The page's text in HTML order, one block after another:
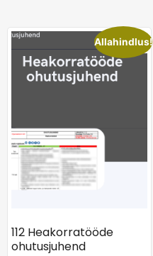
Allahindlus!
112 Heakorratööde
ohutusjuhend